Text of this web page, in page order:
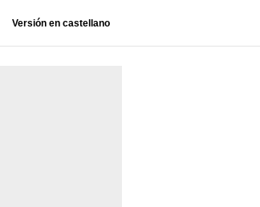
Versión en castellano